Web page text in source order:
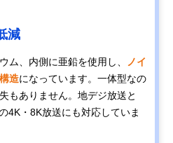
減
ム、内側に亜鉛を使用し、
ノイ
造になっています。一体型なの
もありません。地デジ放送と
4K・8K放送にも対応していま